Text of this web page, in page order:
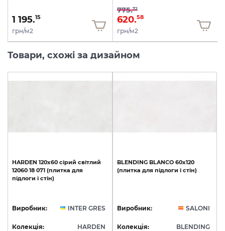
1 195.15
грн/м2
775.72
620.58
грн/м2
Товари, схожі за дизайном
HARDEN 120х60 сірий світлий
12060 18 071 (плитка для
підлоги і стін)
Виробник: INTER GRES
Колекція: HARDEN
BLENDING BLANCO 60x120
(плитка для підлоги і стін)
Виробник: SALONI
Колекція: BLENDING